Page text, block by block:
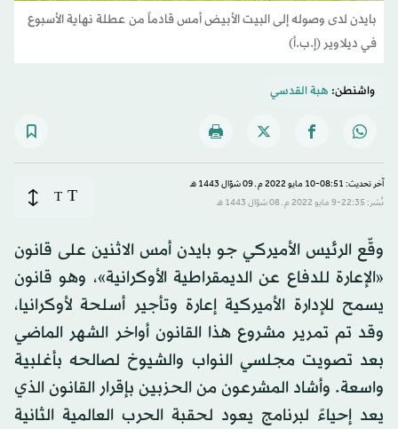
بايدن لدى وصوله إلى البيت الأبيض أمس قادماً من عطلة نهاية الأسبوع
في ديلاوير (إ.ب.أ)
واشنطن: هبة القدسي
آخر تحديث: 08:51-10 مايو 2022 م ـ 09 شوّال 1443 هـ
نُشر: 22:35-9 مايو 2022 م ـ 08 شوّال 1443 هـ
T
T
وقّع الرئيس الأميركي جو بايدن أمس الاثنين على قانون
«الإعارة للدفاع عن الديمقراطية الأوكرانية»، وهو قانون
يسمح للإدارة الأميركية إعارة وتأجير أسلحة لأوكرانيا،
وقد تم تمرير مشروع هذا القانون أواخر الشهر الماضي
بعد تصويت مجلسي النواب والشيوخ لصالحه بأغلبية
واسعة. وأشاد المشرعون من الحزبين بإقرار القانون الذي
يعد إحياءً لبرنامج يعود لحقبة الحرب العالمية الثانية